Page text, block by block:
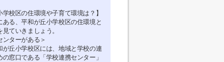
学校区の住環境や子育て環境は？】
ある、平和が丘小学校区の住環境と
ていきましょう。
ンターがある＞
が丘小学校区には、地域と学校の連
の窓口である「学校連携センター」